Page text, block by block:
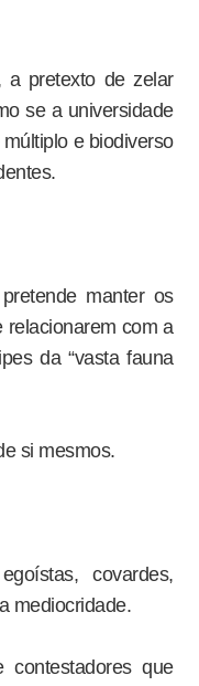
a pretexto de zelar
se a universidade
e biodiverso
manter os
relacionarem com a
da “vasta fauna
si mesmos.
covardes,
mediocridade.
que